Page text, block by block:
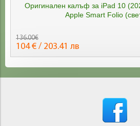
Оригинален калъф за iPad 10
Apple Smart Folio
136.00€
104 € / 203.41 лв